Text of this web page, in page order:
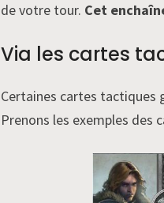
de votre tour. Cet
Via les cartes
Certaines cartes tactiques
Prenons les exemples des